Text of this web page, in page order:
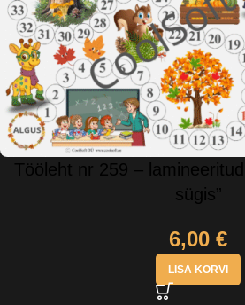
Tööleht nr 259 –
sügis”
6,00 €
LISA KORVI